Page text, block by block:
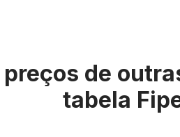
de
tabela